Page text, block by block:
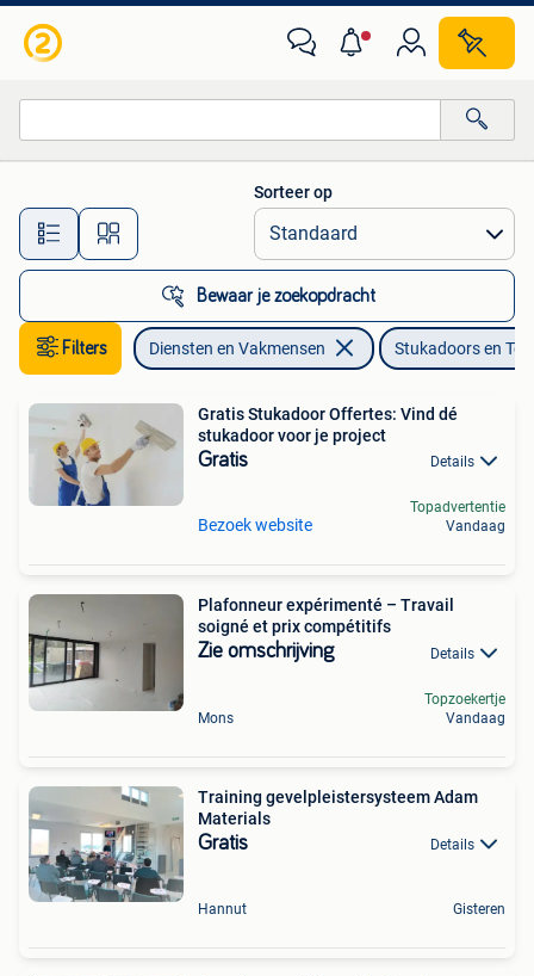
Alle afstanden…
Sorteer op
Bewaar je zoekopdracht
Filters Diensten en Vakmensen Stukadoors en
Gratis Stukadoor Offertes: Vind dé
stukadoor voor je project
Gratis Details
Bezoek website
Topadvertentie
Vandaag
Plafonneur expérimenté – Travail
soigné et prix compétitifs
Zie omschrijving Details
Mons
Topzoekertje
Vandaag
Training gevelpleistersysteem Adam
Materials
Gratis Details
Hannut Gisteren